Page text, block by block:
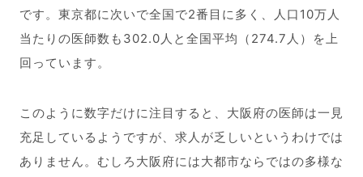
です。東京都に次いで全国で2番目に多く、人口10万人
当たりの医師数も302.0人と全国平均（274.7人）を上
回っています。
このように数字だけに注目すると、大阪府の医師は一見
充足しているようですが、求人が乏しいというわけでは
ありません。むしろ大阪府には大都市ならではの多様な